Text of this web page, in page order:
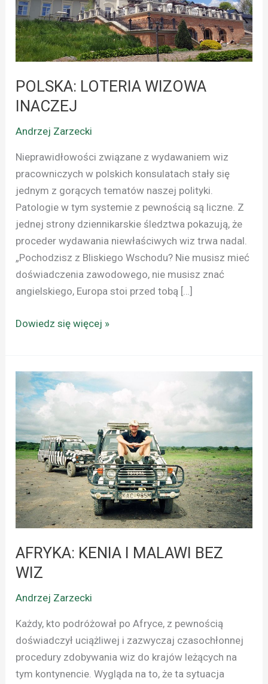
POLSKA: LOTERIA WIZOWA
INACZEJ
Andrzej Zarzecki
Nieprawidłowości związane z wydawaniem wiz
pracowniczych w polskich konsulatach stały się
jednym z gorących tematów naszej polityki.
Patologie w tym systemie z pewnością są liczne. Z
jednej strony dziennikarskie śledztwa pokazują, że
proceder wydawania niewłaściwych wiz trwa nadal.
„Pochodzisz z Bliskiego Wschodu? Nie musisz mieć
doświadczenia zawodowego, nie musisz znać
angielskiego, Europa stoi przed tobą […]
Dowiedz się więcej »
AFRYKA: KENIA I MALAWI BEZ
WIZ
Andrzej Zarzecki
Każdy, kto podróżował po Afryce, z pewnością
doświadczył uciążliwej i zazwyczaj czasochłonnej
procedury zdobywania wiz do krajów leżących na
tym kontynencie. Wygląda na to, że ta sytuacja
AFRYKA:
KENIA
I
MALAWI
BEZ
WIZ